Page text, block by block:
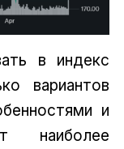
в индекс
вариантов
и
наиболее